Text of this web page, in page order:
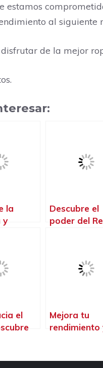
estamos
al siguiente
de la mejor
la
y
Descubre el
poder del
el
en
Mejora tu
rendimiento
muñequeras